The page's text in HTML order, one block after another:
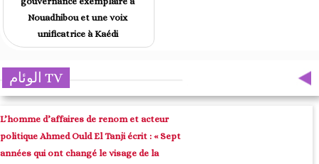
Nouadhibou et une voix
unificatrice à Kaédi
الوئام TV
L’homme d’affaires de renom et acteur
politique Ahmed Ould El Tanji écrit : « Sept
années qui ont changé le visage de la